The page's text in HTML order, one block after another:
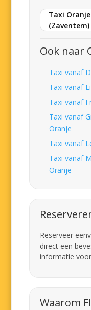
Taxi
(Zaventem)
Ook naar
Taxi vanaf
Taxi vanaf
Taxi vanaf
Taxi vanaf
Oranje
Taxi vanaf
Taxi vanaf
Oranje
Reserveer
direct een
informatie
Waarom